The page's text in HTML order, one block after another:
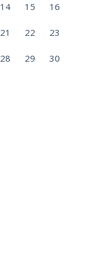
14 15 16
21 22 23
28 29 30